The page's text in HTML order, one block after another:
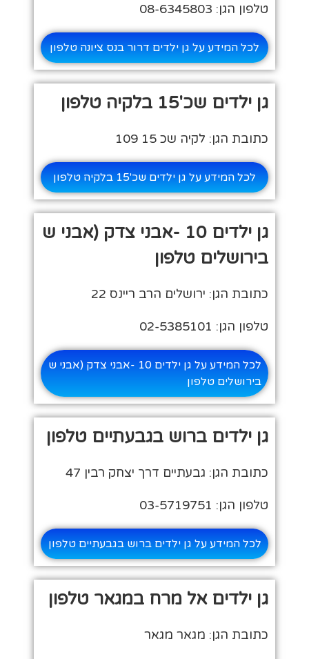
טלפון הגן: 08-6345803
לכל המידע על גן ילדים דרור בנס ציונה טלפון
גן ילדים שכ'15 בלקיה טלפון
כתובת הגן: לקיה שכ 15 109
לכל המידע על גן ילדים שכ'15 בלקיה טלפון
גן ילדים 10 -אבני צדק (אבני ש
בירושלים טלפון
כתובת הגן: ירושלים הרב ריינס 22
טלפון הגן: 02-5385101
לכל המידע על גן ילדים 10 -אבני צדק (אבני ש
בירושלים טלפון
גן ילדים ברוש בגבעתיים טלפון
כתובת הגן: גבעתיים דרך יצחק רבין 47
טלפון הגן: 03-5719751
לכל המידע על גן ילדים ברוש בגבעתיים טלפון
גן ילדים אל מרח במגאר טלפון
כתובת הגן: מגאר מגאר